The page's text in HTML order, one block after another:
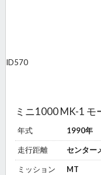
ID570
ミニ1000 MK-1 モ
年式 1990年
走行距離 センター
ミッション MT